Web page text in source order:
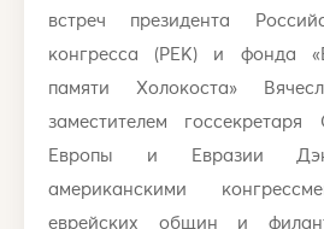
встреч президента
конгресса (РЕК) и фонда
памяти Холокоста»
заместителем
Европы и Евразии
американскими
еврейских общин и